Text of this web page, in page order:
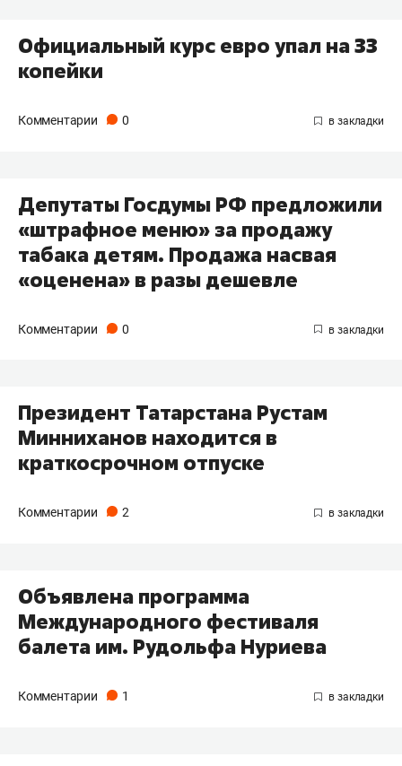
Официальный курс евро упал на 33
копейки
Комментарии 0
Депутаты Госдумы РФ предложили
«штрафное меню» за продажу
табака детям. Продажа насвая
«оценена» в разы дешевле
Комментарии 0
Президент Татарстана Рустам
Минниханов находится в
краткосрочном отпуске
Комментарии 2
Объявлена программа
Международного фестиваля
балета им. Рудольфа Нуриева
Комментарии 1